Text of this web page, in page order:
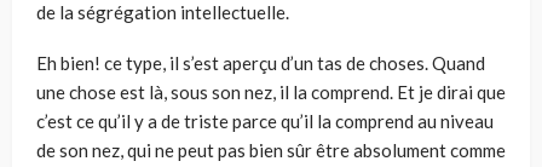
de la ségrégation intellectuelle.
Eh bien! ce type, il s’est aperçu d’un tas de choses. Quand
une chose est là, sous son nez, il la comprend. Et je dirai que
c’est ce qu’il y a de triste parce qu’il la comprend au niveau
de son nez, qui ne peut pas bien sûr être absolument comme